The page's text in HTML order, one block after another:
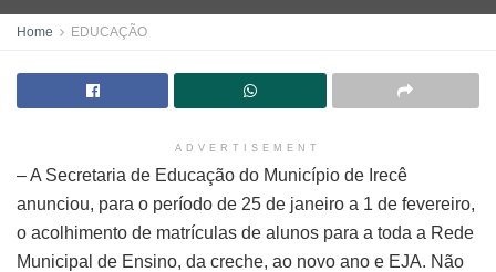
Home EDUCAÇÃO
ADVERTISEMENT
– A Secretaria de Educação do Município de Irecê
anunciou, para o período de 25 de janeiro a 1 de fevereiro,
o acolhimento de matrículas de alunos para a toda a Rede
Municipal de Ensino, da creche, ao novo ano e EJA. Não